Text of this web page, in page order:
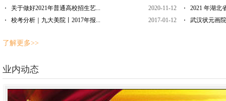
关于做好2021年普通高校招生艺...
2020-11-12
2021 年湖北
校考分析｜九大美院丨2017年报...
2017-01-12 武汉状元画
了解更多>>
业内动态